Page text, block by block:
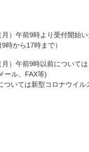
）午前9時より受付開始い
から17時まで）
）午前9時以前について
ール、FAX等)
いては新型コロナウイル